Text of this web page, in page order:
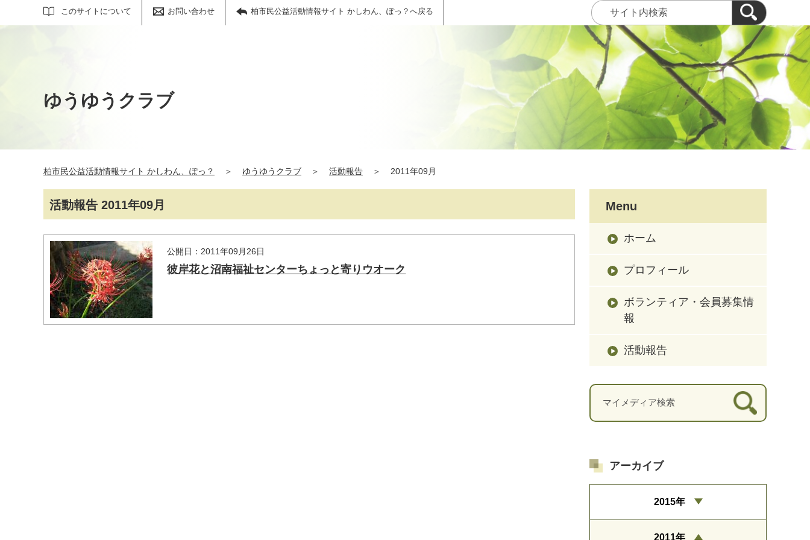
このサイトについて お問い合わせ 柏市民公益活動情報サイト かしわん、ぽっ？へ戻る
サイト内検索
ゆうゆうクラブ
柏市民公益活動情報サイト かしわん、ぽっ？ ＞ ゆうゆうクラブ ＞ 活動報告 ＞ 2011年09月
活動報告 2011年09月
公開日：2011年09月26日
彼岸花と沼南福祉センターちょっと寄りウオーク
Menu
ホーム
プロフィール
ボランティア・会員募集情
報
活動報告
アーカイブ
2015年
2011年